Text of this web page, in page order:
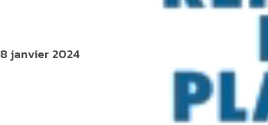
8 janvier 2024